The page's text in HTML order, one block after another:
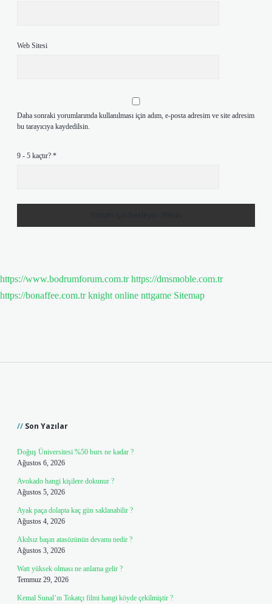
Web Sitesi
Daha sonraki yorumlarımda kullanılması için adım, e-posta adresim ve site adresim
bu tarayıcıya kaydedilsin.
9 - 5 kaçtır? *
https://www.bodrumforum.com.tr https://dmsmoble.com.tr
https://bonaffee.com.tr knight online nttgame Sitemap
Son Yazılar
Doğuş Üniversitesi %50 burs ne kadar ?
Ağustos 6, 2026
Avokado hangi kişilere dokunur ?
Ağustos 5, 2026
Ayak paça dolapta kaç gün saklanabilir ?
Ağustos 4, 2026
Akılsız başın atasözünün devamı nedir ?
Ağustos 3, 2026
Watt yüksek olması ne anlama gelir ?
Temmuz 29, 2026
Kemal Sunal’ın Tokatçı filmi hangi köyde çekilmiştir ?